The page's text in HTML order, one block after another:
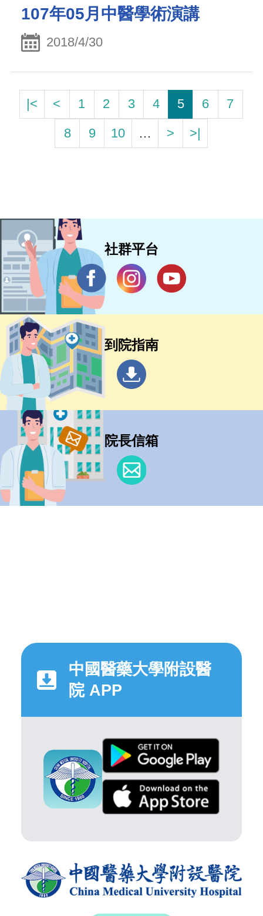
107年05月中醫學術演講
2018/4/30
|< < 1 2 3 4 5 6
7
8
9 10 … > >|
社群平台
到院指南
院長信箱
中國醫藥大學附設醫
院 APP